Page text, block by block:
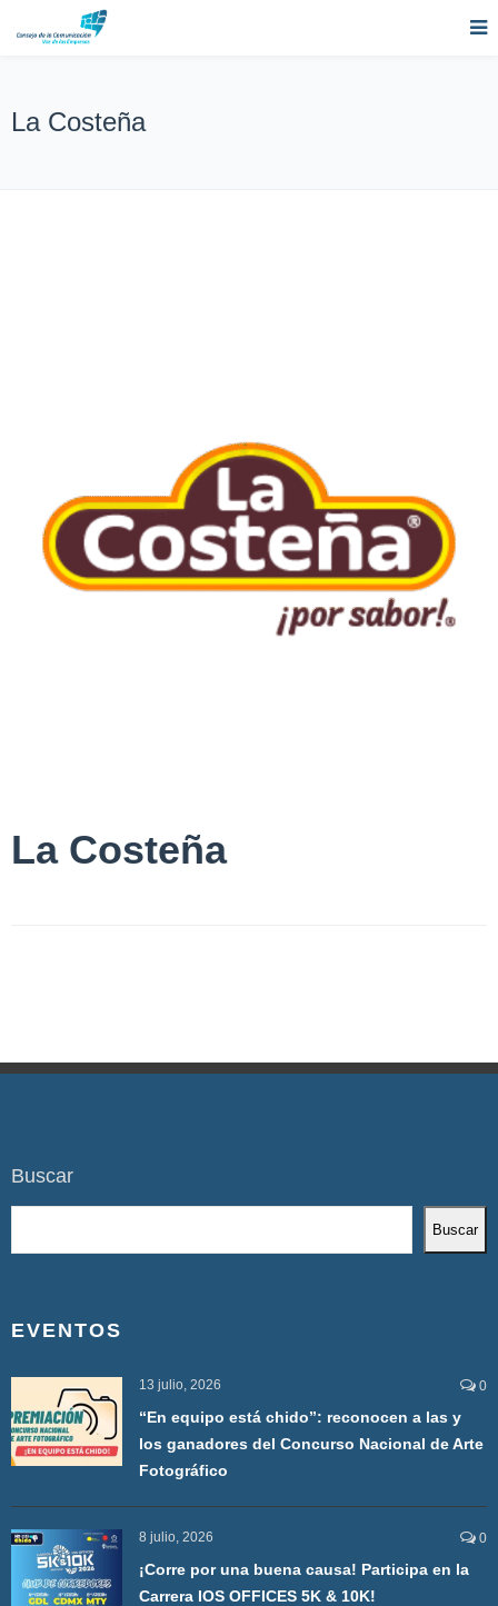
La Costeña
La Costeña
Buscar
Buscar
EVENTOS
13 julio, 2026 0
“En equipo está chido”: reconocen a las y
los ganadores del Concurso Nacional de Arte
Fotográfico
8 julio, 2026 0
¡Corre por una buena causa! Participa en la
Carrera IOS OFFICES 5K & 10K!